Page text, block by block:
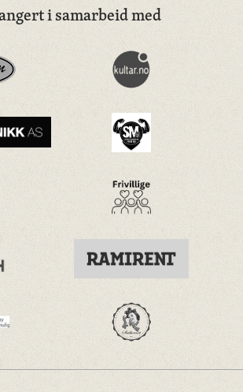
i samarbeid med